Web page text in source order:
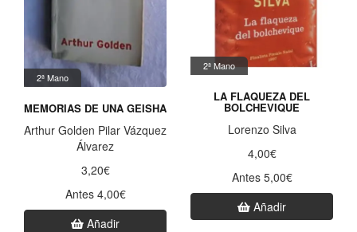
2ª Mano
MEMORIAS DE UNA GEISHA
Arthur Golden Pilar Vázquez
Álvarez
3,20€
Antes 4,00€
Añadir
2ª Mano
LA FLAQUEZA DEL
BOLCHEVIQUE
Lorenzo Silva
4,00€
Antes 5,00€
Añadir